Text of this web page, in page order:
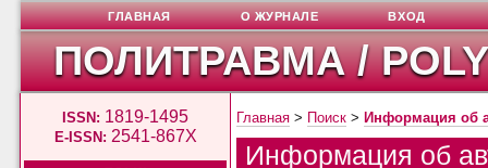
ПОЛИТРАВМА /
ISSN: 1819-1495
E-ISSN: 2541-867X
ГЛАВНАЯ О ЖУРНАЛЕ ВХОД
Главная > Поиск > Информация об
Информация об